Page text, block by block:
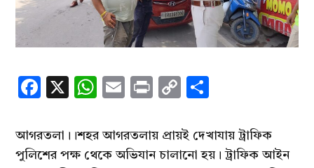
Facebook
X WhatsApp
EmailPrintCopy
আগরতলা।।শহর আগরতলায় প্রায়ই দেখাযায় ট্রাফিক
পুলিশের পক্ষ থেকে অভিযান চালানো হয়। ট্রাফিক আইন